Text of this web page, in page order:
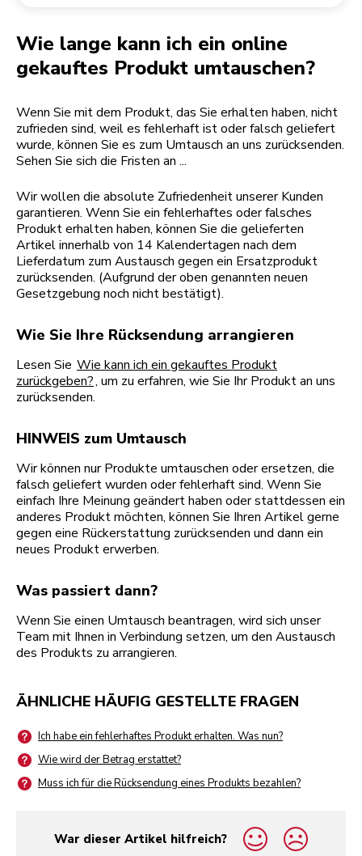
Wie lange kann ich ein online
gekauftes Produkt umtauschen?
Wenn Sie mit dem Produkt, das Sie erhalten haben, nicht
zufrieden sind, weil es fehlerhaft ist oder falsch geliefert
wurde, können Sie es zum Umtausch an uns zurücksenden.
Sehen Sie sich die Fristen an ...
Wir wollen die absolute Zufriedenheit unserer Kunden
garantieren. Wenn Sie ein fehlerhaftes oder falsches
Produkt erhalten haben, können Sie die gelieferten
Artikel innerhalb von 14 Kalendertagen nach dem
Lieferdatum zum Austausch gegen ein Ersatzprodukt
zurücksenden. (Aufgrund der oben genannten neuen
Gesetzgebung noch nicht bestätigt).
Wie Sie Ihre Rücksendung arrangieren
Lesen Sie Wie kann ich ein gekauftes Produkt
zurückgeben?, um zu erfahren, wie Sie Ihr Produkt an uns
zurücksenden.
HINWEIS zum Umtausch
Wir können nur Produkte umtauschen oder ersetzen, die
falsch geliefert wurden oder fehlerhaft sind. Wenn Sie
einfach Ihre Meinung geändert haben oder stattdessen ein
anderes Produkt möchten, können Sie Ihren Artikel gerne
gegen eine Rückerstattung zurücksenden und dann ein
neues Produkt erwerben.
Was passiert dann?
Wenn Sie einen Umtausch beantragen, wird sich unser
Team mit Ihnen in Verbindung setzen, um den Austausch
des Produkts zu arrangieren.
ÄHNLICHE HÄUFIG GESTELLTE FRAGEN
Ich habe ein fehlerhaftes Produkt erhalten. Was nun?
Wie wird der Betrag erstattet?
Muss ich für die Rücksendung eines Produkts bezahlen?
War dieser Artikel hilfreich?
yes
no